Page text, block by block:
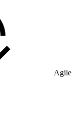
Agile